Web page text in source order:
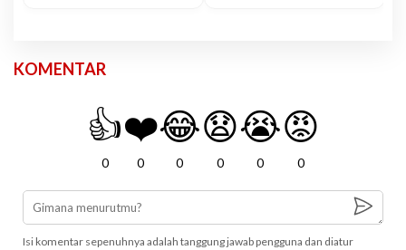
KOMENTAR
👍
0
❤️
0
😂
0
😧
0
😭
0
😡
0
Isi komentar sepenuhnya adalah tanggung jawab pengguna dan diatur